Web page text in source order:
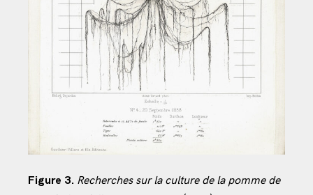
Figure 3. Recherches sur la culture de la pomme de